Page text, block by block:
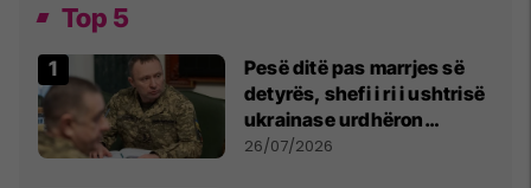
Top 5
Pesë ditë pas marrjes së
detyrës, shefi i ri i ushtrisë
ukrainase urdhëron
kontroll të madh
26/07/2026